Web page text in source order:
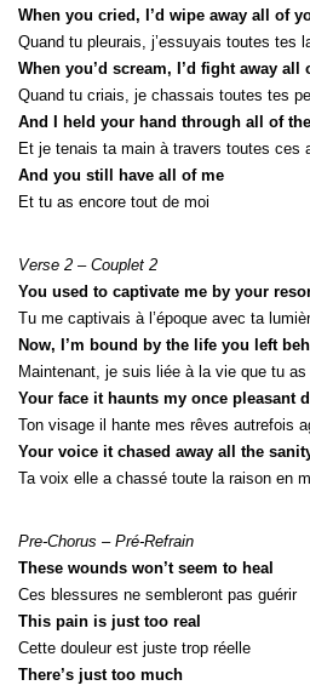
When you cried, I’d wipe away all of
Quand tu pleurais, j’essuyais toutes tes
When you’d scream, I’d fight away all
Quand tu criais, je chassais toutes tes
And I held your hand through all of
Et je tenais ta main à travers toutes ces
And you still have all of me
Et tu as encore tout de moi
Verse 2 – Couplet 2
You used to captivate me by your
Tu me captivais à l’époque avec ta
Now, I’m bound by the life you left
Maintenant, je suis liée à la vie que tu
Your face it haunts my once pleasant
Ton visage il hante mes rêves autrefois
Your voice it chased away all the
Ta voix elle a chassé toute la raison en
Pre-Chorus – Pré-Refrain
These wounds won’t seem to heal
Ces blessures ne sembleront pas guérir
This pain is just too real
Cette douleur est juste trop réelle
There’s just too much